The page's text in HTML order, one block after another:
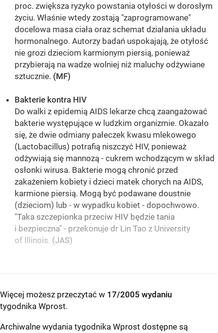
proc. zwiększa ryzyko powstania otyłości w dorosłym
życiu. Właśnie wtedy zostają "zaprogramowane"
docelowa masa ciała oraz schemat działania układu
hormonalnego. Autorzy badań uspokajają, że otyłość
nie grozi dzieciom karmionym piersią, ponieważ
przybierają na wadze wolniej niż maluchy odżywiane
sztucznie. (MF)
Bakterie kontra HIV
Do walki z epidemią AIDS lekarze chcą zaangażować
bakterie występujące w ludzkim organizmie. Okazało
się, że dwie odmiany pałeczek kwasu mlekowego
(Lactobacillus) potrafią niszczyć HIV, ponieważ
odżywiają się mannozą - cukrem wchodzącym w skład
osłonki wirusa. Bakterie mogą chronić przed
zakażeniem kobiety i dzieci matek chorych na AIDS,
karmione piersią. Mogą być podawane doustnie
(dzieciom) lub - w wypadku kobiet - dopochwowo.
"Taka szczepionka przeciw HIV będzie tania
i bezpieczna" - przekonuje dr Lin Tao z University
of Illinois. (JAS)
Więcej możesz przeczytać w 17/2005 wydaniu
tygodnika Wprost.
Archiwalne wydania tygodnika Wprost dostępne są